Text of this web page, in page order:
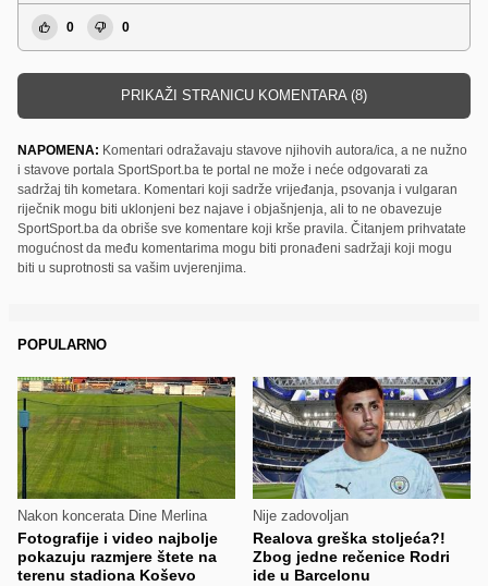
0 0
PRIKAŽI STRANICU KOMENTARA (8)
NAPOMENA: Komentari odražavaju stavove njihovih autora/ica, a ne nužno
i stavove portala SportSport.ba te portal ne može i neće odgovarati za
sadržaj tih kometara. Komentari koji sadrže vrijeđanja, psovanja i vulgaran
riječnik mogu biti uklonjeni bez najave i objašnjenja, ali to ne obavezuje
SportSport.ba da obriše sve komentare koji krše pravila. Čitanjem prihvatate
mogućnost da među komentarima mogu biti pronađeni sadržaji koji mogu
biti u suprotnosti sa vašim uvjerenjima.
POPULARNO
Nakon koncerata Dine Merlina
Fotografije i video najbolje
pokazuju razmjere štete na
terenu stadiona Koševo
Nije zadovoljan
Realova greška stoljeća?!
Zbog jedne rečenice Rodri
ide u Barcelonu